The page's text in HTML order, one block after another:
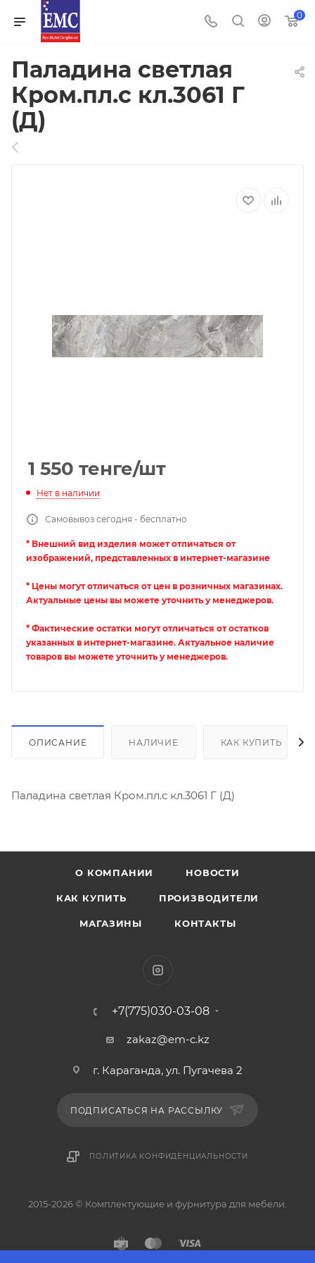
0
Паладина светлая
Кром.пл.с кл.3061 Г
(Д)
1 550 тенге/шт
Нет в наличии
Самовывоз сегодня - бесплатно
* Внешний вид изделия может отличаться от
изображений, представленных в интернет-магазине
* Цены могут отличаться от цен в розничных магазинах.
Актуальные цены вы можете уточнить у менеджеров.
* Фактические остатки могут отличаться от остатков
указанных в интернет-магазине. Актуальное наличие
товаров вы можете уточнить у менеджеров.
ОПИСАНИЕ НАЛИЧИЕ КАК КУПИТЬ
Паладина светлая Кром.пл.с кл.3061 Г (Д)
О КОМПАНИИ НОВОСТИ
КАК КУПИТЬ ПРОИЗВОДИТЕЛИ
МАГАЗИНЫ КОНТАКТЫ
+7(775)030-03-08
zakaz@em-c.kz
г. Караганда, ул. Пугачева 2
ПОДПИСАТЬСЯ НА РАССЫЛКУ
ПОЛИТИКА КОНФИДЕНЦИАЛЬНОСТИ
2015-2026 © Комплектующие и фурнитура для мебели.